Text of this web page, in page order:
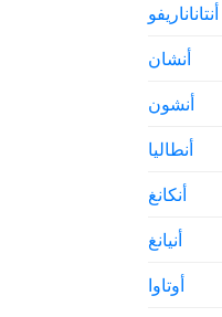
أنتاناناريفو
أنشان
أنشون
أنطاليا
أنكانغ
أنيانغ
أوتاوا